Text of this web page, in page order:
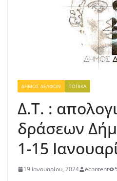
ΔΉΜΟΣ ΔΕΛΦΏΝ ΤΟΠΙΚΆ
Δ.Τ. :
δράσεων
1-15
19 Ιανουαρίου, 2024 econtent